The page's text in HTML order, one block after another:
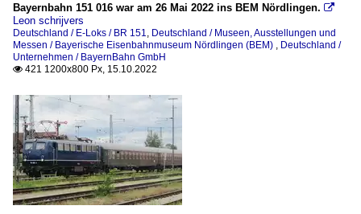
Bayernbahn 151 016 war am 26 Mai 2022 ins BEM Nördlingen. 
Leon schrijvers
Deutschland / E-Loks / BR 151, Deutschland / Museen, Ausstellungen und
Messen / Bayerische Eisenbahnmuseum Nördlingen (BEM) , Deutschland /
Unternehmen / BayernBahn GmbH
 421 1200x800 Px, 15.10.2022